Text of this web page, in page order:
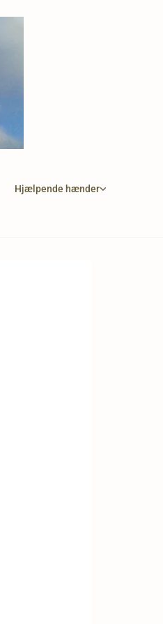
Hjælpende hænder